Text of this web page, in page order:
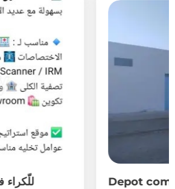
commercial a louer